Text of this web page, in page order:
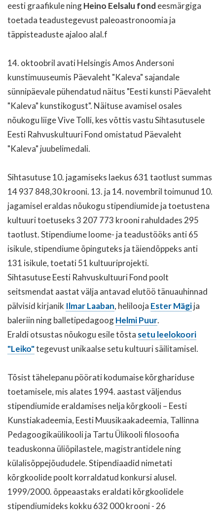
eesti graafikule ningHeino Eelsalu fond eesmärgiga
toetada teadustegevust paleoastronoomia ja
täppisteaduste ajaloo alal.f
14. oktoobril avati Helsingis Amos Andersoni
kunstimuuseumis Päevaleht "Kaleva" sajandale
sünnipäevale pühendatud näitus "Eesti kunsti Päevaleht
"Kaleva" kunstikogust". Näituse avamisel osales
nõukogu liige Vive Tolli, kes võttis vastu Sihtasutusele
Eesti Rahvuskultuuri Fond omistatud Päevaleht
"Kaleva" juubelimedali.
Sihtasutuse 10. jagamiseks laekus 631 taotlust summas
14 937 848,30 krooni. 13. ja 14. novembril toimunud 10.
jagamisel eraldas nõukogu stipendiumide ja toetustena
kultuuri toetuseks 3 207 773 krooni rahuldades 295
taotlust. Stipendiume loome- ja teadustööks anti 65
isikule, stipendiume õpinguteks ja täiendõppeks anti
131 isikule, toetati 51 kultuuriprojekti.
Sihtasutuse Eesti Rahvuskultuuri Fond poolt
seitsmendat aastat välja antavad elutöö tänuauhinnad
pälvisid kirjanik Ilmar Laaban, helilooja Ester Mägija
baleriin ning balletipedagoogHelmi Puur.
Eraldi otsustas nõukogu esile tõsta setu leelokoori
"Leiko"tegevust unikaalse setu kultuuri säilitamisel.
Tõsist tähelepanu pöörati kodumaise kõrghariduse
toetamisele, mis alates 1994. aastast väljendus
stipendiumide eraldamises nelja kõrgkooli – Eesti
Kunstiakadeemia, Eesti Muusikaakadeemia, Tallinna
Pedagoogikaülikooli ja Tartu Ülikooli filosoofia
teaduskonna üliõpilastele, magistrantidele ning
külalisõppejõududele. Stipendiaadid nimetati
kõrgkoolide poolt korraldatud konkursi alusel.
1999/2000. õppeaastaks eraldati kõrgkoolidele
stipendiumideks kokku 632 000 krooni - 26